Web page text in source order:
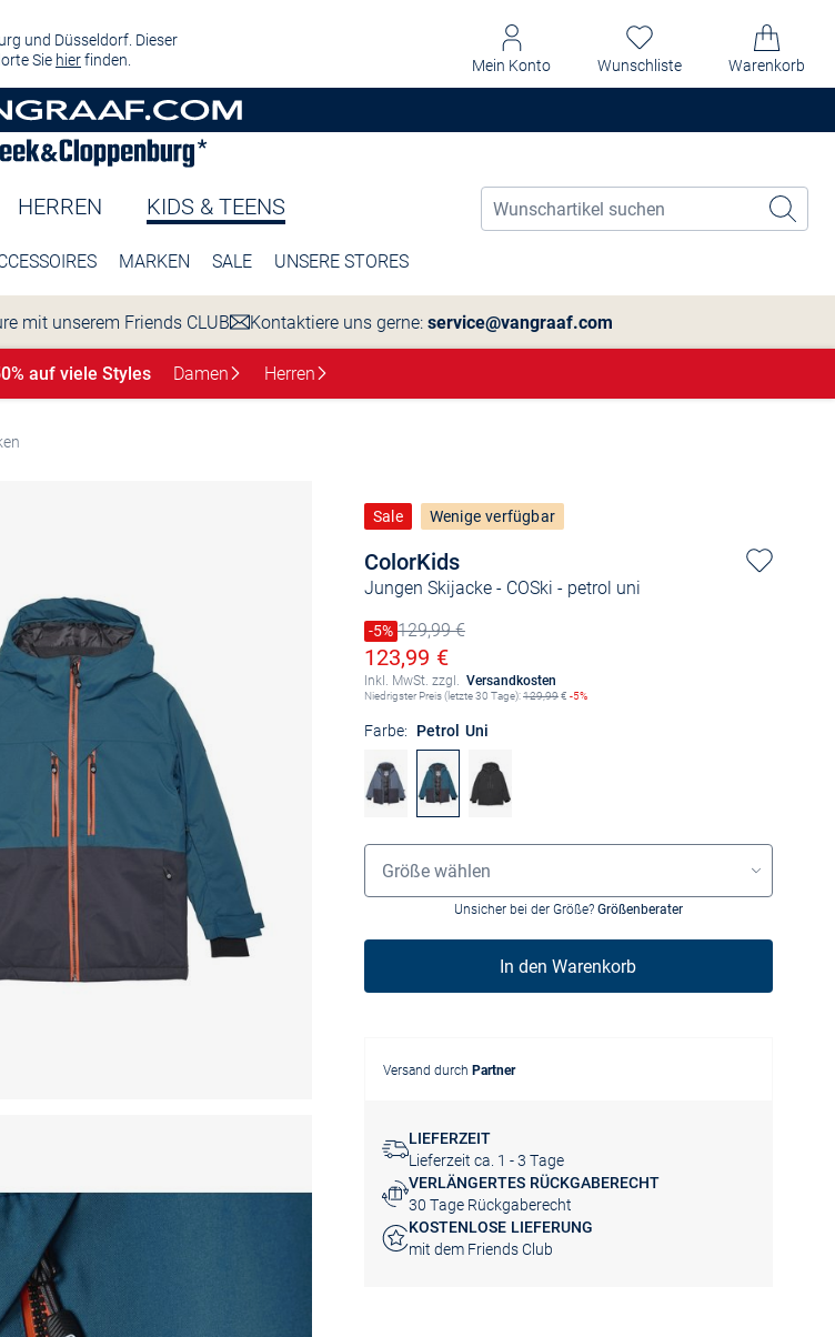
und Düsseldorf. Dieser
Sie hierfinden. Mein Konto Wunschliste Warenkorb
HERREN KIDS & TEENS
MARKEN SALE UNSERE STORES
mit unserem Friends CLUB Kontaktiere uns gerne: service@vangraaf.com
auf viele Styles Damen Herren
ColorKids
Jungen Skijacke - COSki - petrol uni
Sale Wenige verfügbar
Preis reduziert um
-5%
Alter Preis129,99 €
Ermäßigter Preis
123,99 €
Inkl. MwSt. zzgl. Versandkosten
Niedrigster Preis (letzte 30 Tage):129,99€ -5%
Farbe: Petrol Uni
Größenauswahl
Größe wählen
Unsicher bei der Größe? Größenberater
In den Warenkorb
Versand durch Partner
LIEFERZEIT
Lieferzeit ca. 1 - 3 Tage
VERLÄNGERTES RÜCKGABERECHT
30 Tage Rückgaberecht
KOSTENLOSE LIEFERUNG
mit dem Friends Club